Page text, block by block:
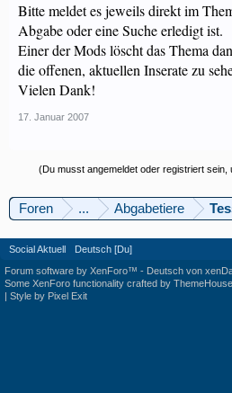
Bitte meldet es jeweils direkt im
Abgabe oder eine Suche erledigt ist.
Einer der Mods löscht das Thema
die offenen, aktuellen Inserate zu
Vielen Dank!
17. Januar 2007
(Du musst angemeldet oder registriert sein,
Foren ... Abgabetiere
Social Aktuell Deutsch [Du]
Forum software by XenForo™ - Deutsch von
Some XenForo functionality crafted by ThemeHouse
| Style by Pixel Exit